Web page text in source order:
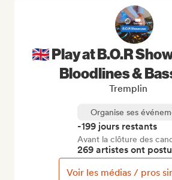
🇬🇧 Play at B.O.R
Bloodlines &
Tremplin
Organise ses
-199 jours restants
Avant la clôture des
269 artistes ont
Voir les médias / pros